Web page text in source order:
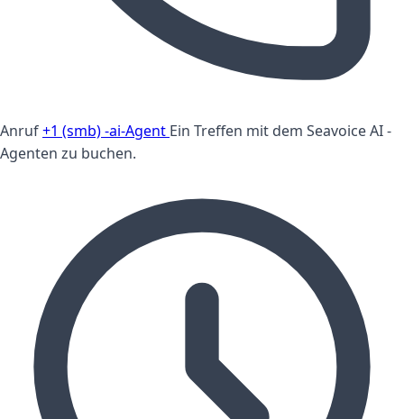
Anruf+1 (smb) -ai-Agent Ein Treffen mit dem Seavoice AI -
Agenten zu buchen.